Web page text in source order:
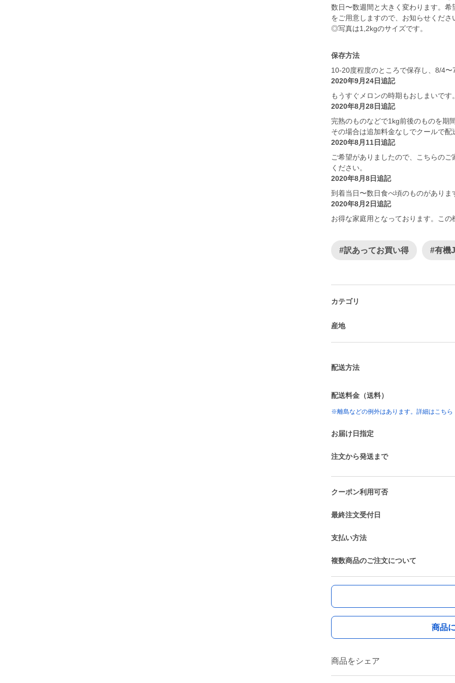
数日〜数週間と大きく変わります。
をご用意しますので、お知らせくださ
◎写真は1,2kgのサイズです。
保存方法
10-20度程度のところで保存し、8/4
2020年9月24日追記
もうすぐメロンの時期もおしまいで
2020年8月28日追記
完熟のものなどで1kg前後のものを期
その場合は追加料金なしでクールで
2020年8月11日追記
ご希望がありましたので、こちらの
ください。
2020年8月8日追記
到着当日〜数日食べ頃のものがあり
2020年8月2日追記
お得な家庭用となっております。こ
#訳あってお買い得 #有機
カテゴリ
産地
配送方法
配送料金（送料）
※離島などの例外はあります。詳細はこちら
お届け日指定
注文から発送まで
クーポン利用可否
最終注文受付日
支払い方法
複数商品のご注文について
商品
商品をシェア